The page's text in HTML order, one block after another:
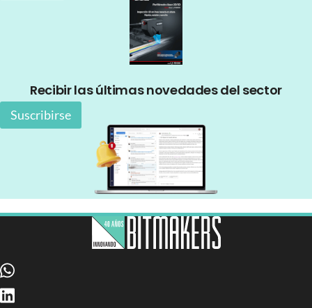
Recibir las últimas novedades del sector
Suscribirse